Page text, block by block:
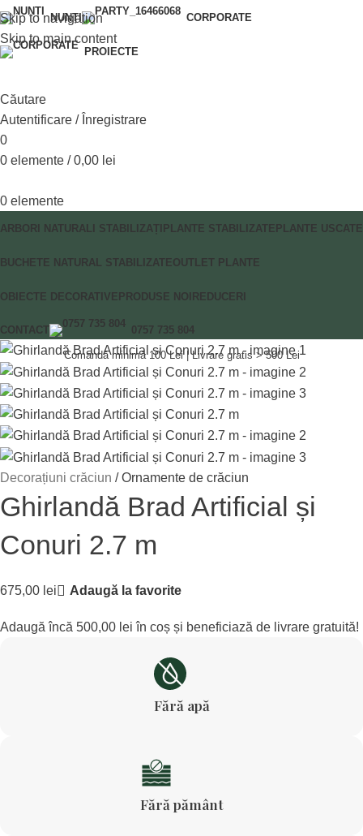
Skip to navigation
Skip to main content
NUNȚI CORPORATE
PROIECTE
Căutare
Autentificare / Înregistrare
0
0 elemente / 0,00 lei
0 elemente
ARBORI NATURALI STABILIZAȚI PLANTE STABILIZATEPLANTE USCATE
BUCHETE NATURAL STABILIZATEOUTLET PLANTE
OBIECTE DECORATIVEPRODUSE NOI REDUCERI
CONTACT 0757 735 804
Comandă minimă 100 Lei | Livrare gratis > 500 Lei
Decorațiuni crăciun Ornamente de crăciun
Ghirlandă Brad Artificial și
Conuri 2.7 m
675,00 lei Adaugă la favorite
Adaugă încă 500,00 lei în coș și beneficiază de livrare gratuită!
Fără apă
Fără pământ